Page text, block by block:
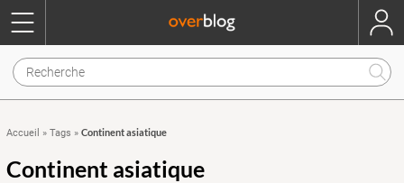
Accueil » Tags » Continent asiatique
Continent asiatique